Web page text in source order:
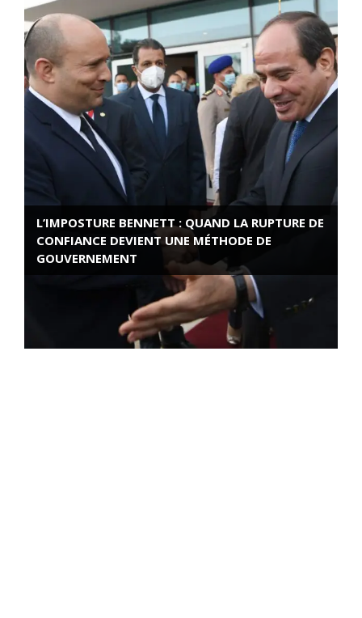
L’IMPOSTURE BENNETT : QUAND LA RUPTURE DE
CONFIANCE DEVIENT UNE MÉTHODE DE
GOUVERNEMENT
ROSE VALLAND, HEROÏNE DE LA RESISTANCE